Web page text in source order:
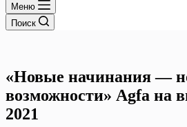
Меню
Поиск
«Новые начинания —
возможности» Agfa на
2021